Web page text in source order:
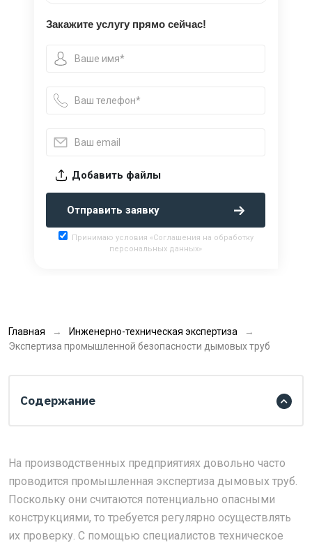
Закажите услугу прямо сейчас!
Добавить файлы
Отправить заявку
Принимаю условия «Соглашения на обработку
персональных данных»
Главная
Инженерно-техническая экспертиза
Экспертиза промышленной безопасности дымовых труб
Содержание
На производственных предприятиях довольно часто
проводится промышленная экспертиза дымовых труб.
Поскольку они считаются потенциально опасными
конструкциями, то требуется регулярно осуществлять
их проверку. С помощью специалистов техническое